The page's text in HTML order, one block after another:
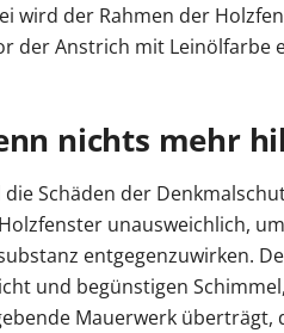
wird der Rahmen der
der Anstrich mit Leinölfarbe
nichts mehr
die Schäden der
unausweichlich,
entgegenzuwirken.
und begünstigen
Mauerwerk überträgt,